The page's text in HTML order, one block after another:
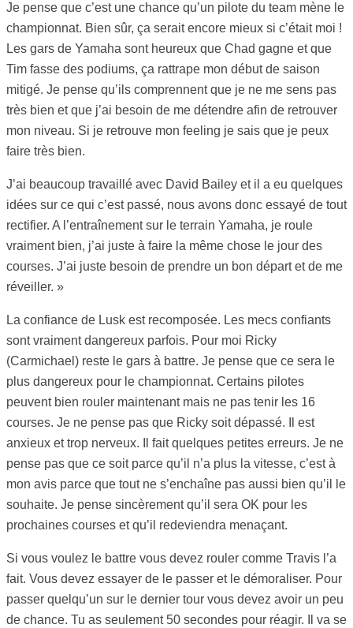
Je pense que c’est une chance qu’un pilote du team mène le
championnat. Bien sûr, ça serait encore mieux si c’était moi !
Les gars de Yamaha sont heureux que Chad gagne et que
Tim fasse des podiums, ça rattrape mon début de saison
mitigé. Je pense qu’ils comprennent que je ne me sens pas
très bien et que j’ai besoin de me détendre afin de retrouver
mon niveau. Si je retrouve mon feeling je sais que je peux
faire très bien.
J’ai beaucoup travaillé avec David Bailey et il a eu quelques
idées sur ce qui c’est passé, nous avons donc essayé de tout
rectifier. A l’entraînement sur le terrain Yamaha, je roule
vraiment bien, j’ai juste à faire la même chose le jour des
courses. J’ai juste besoin de prendre un bon départ et de me
réveiller. »
La confiance de Lusk est recomposée. Les mecs confiants
sont vraiment dangereux parfois. Pour moi Ricky
(Carmichael) reste le gars à battre. Je pense que ce sera le
plus dangereux pour le championnat. Certains pilotes
peuvent bien rouler maintenant mais ne pas tenir les 16
courses. Je ne pense pas que Ricky soit dépassé. Il est
anxieux et trop nerveux. Il fait quelques petites erreurs. Je ne
pense pas que ce soit parce qu’il n’a plus la vitesse, c’est à
mon avis parce que tout ne s’enchaîne pas aussi bien qu’il le
souhaite. Je pense sincèrement qu’il sera OK pour les
prochaines courses et qu’il redeviendra menaçant.
Si vous voulez le battre vous devez rouler comme Travis l’a
fait. Vous devez essayer de le passer et le démoraliser. Pour
passer quelqu’un sur le dernier tour vous devez avoir un peu
de chance. Tu as seulement 50 secondes pour réagir. Il va se